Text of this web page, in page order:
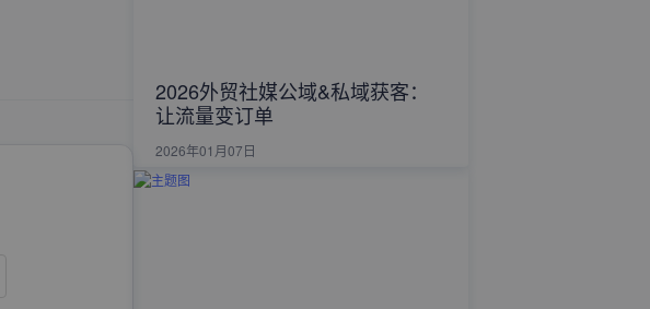
2026外贸社媒公域&私域获客：
让流量变订单
2026年01月07日